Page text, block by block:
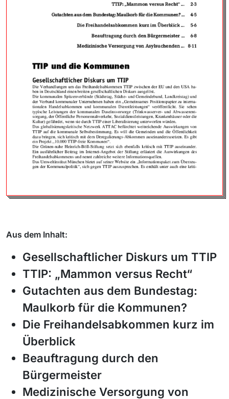
Aus dem Inhalt:
Gesellschaftlicher Diskurs um TTIP
TTIP: „Mammon versus Recht“
Gutachten aus dem Bundestag:
Maulkorb für die Kommunen?
Die Freihandelsabkommen kurz im
Überblick
Beauftragung durch den
Bürgermeister
Medizinische Versorgung von